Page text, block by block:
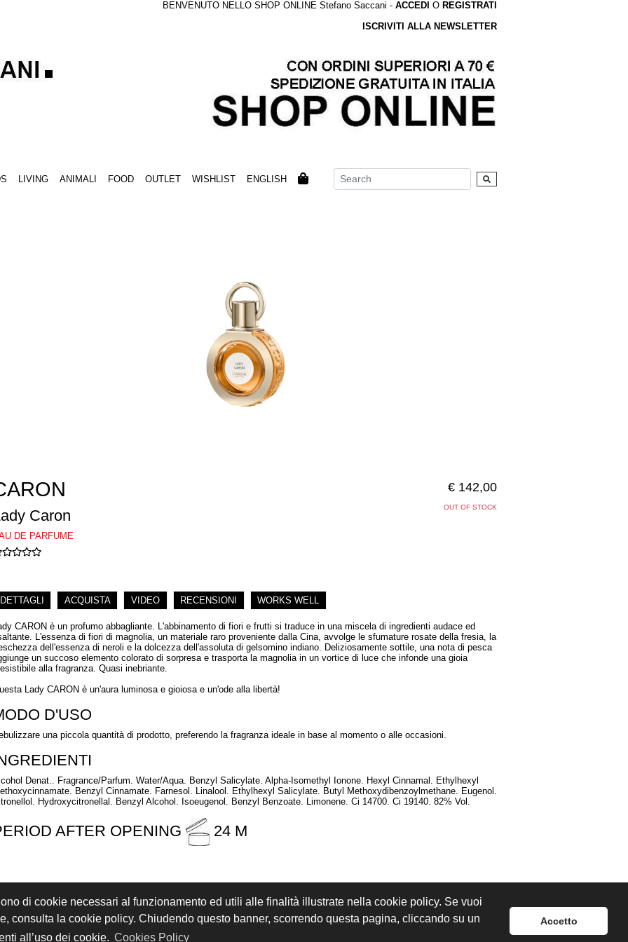
di cookie necessari al funzionamento ed utili alle finalità illustrate nella cookie policy. Se vuoi
consulta la cookie policy. Chiudendo questo banner, scorrendo questa pagina, cliccando su un
all’uso dei cookie. Cookies Policy
Accetto
BENVENUTO NELLO SHOP ONLINE Stefano Saccani - ACCEDI O REGISTRATI
ISCRIVITI ALLA NEWSLETTER
LIVING ANIMALI FOOD OUTLET WISHLIST ENGLISH
Caron
DE PARFUME
€ 142,00
OUT OF STOCK
DETTAGLI ACQUISTA VIDEO RECENSIONI WORKS WELL
CARON è un profumo abbagliante. L'abbinamento di fiori e frutti si traduce in una miscela di ingredienti audace ed
L'essenza di fiori di magnolia, un materiale raro proveniente dalla Cina, avvolge le sfumature rosate della fresia, la
dell'essenza di neroli e la dolcezza dell'assoluta di gelsomino indiano. Deliziosamente sottile, una nota di pesca
un succoso elemento colorato di sorpresa e trasporta la magnolia in un vortice di luce che infonde una gioia
alla fragranza. Quasi inebriante.
Lady CARON è un'aura luminosa e gioiosa e un'ode alla libertà!
D'USO
una piccola quantità di prodotto, preferendo la fragranza ideale in base al momento o alle occasioni.
Denat.. Fragrance/Parfum. Water/Aqua. Benzyl Salicylate. Alpha-Isomethyl Ionone. Hexyl Cinnamal. Ethylhexyl
Benzyl Cinnamate. Farnesol. Linalool. Ethylhexyl Salicylate. Butyl Methoxydibenzoylmethane. Eugenol.
Hydroxycitronellal. Benzyl Alcohol. Isoeugenol. Benzyl Benzoate. Limonene. Ci 14700. Ci 19140. 82% Vol.
AFTER OPENING 24 M
REGISTRATI ACCEDI
riservati - P.IVA 02897850349 - by Immagica & Partner